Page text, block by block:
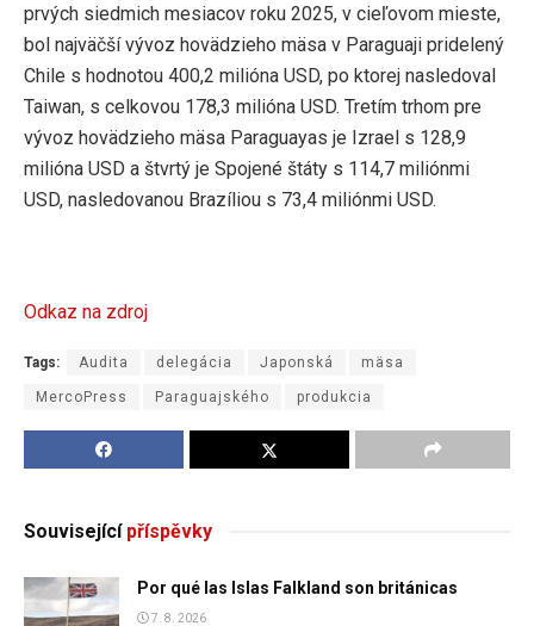
prvých siedmich mesiacov roku 2025, v cieľovom mieste,
bol najväčší vývoz hovädzieho mäsa v Paraguaji pridelený
Chile s hodnotou 400,2 milióna USD, po ktorej nasledoval
Taiwan, s celkovou 178,3 milióna USD. Tretím trhom pre
vývoz hovädzieho mäsa Paraguayas je Izrael s 128,9
milióna USD a štvrtý je Spojené štáty s 114,7 miliónmi
USD, nasledovanou Brazíliou s 73,4 miliónmi USD.
Odkaz na zdroj
Tags: Audita delegácia Japonská mäsa
MercoPress Paraguajského produkcia
Souvisejícípříspěvky
Por qué las Islas Falkland son británicas
7. 8. 2026